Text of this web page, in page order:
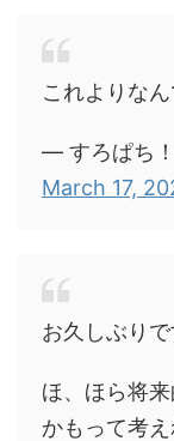
これよりな
— すろぱち
March 17,
お久しぶりで
ほ、ほら将
かもって考